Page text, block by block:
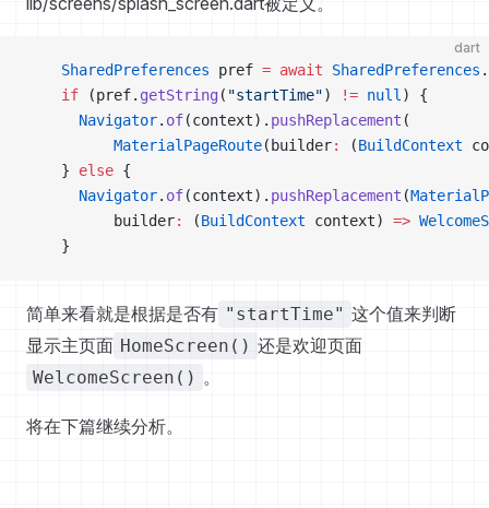
dart
    SharedPreferences
pref = await SharedPreferences .
    if
(pref. getString ( "startTime") != null ) {
      Navigator
. of(context). pushReplacement (
          MaterialPageRoute
(builder: (BuildContext
    }
else {
      Navigator
. of(context). pushReplacement (
          builder
: (BuildContext context) =>
    }
简单来看就是根据是否有 "startTime" 这个值来判断
显示主页面 HomeScreen() 还是欢迎页面
WelcomeScreen() 。
将在下篇继续分析。